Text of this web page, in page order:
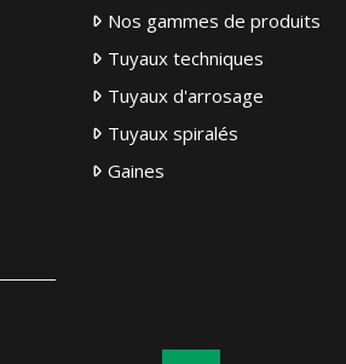
Nos gammes de produits
Tuyaux techniques
Tuyaux d'arrosage
Tuyaux spiralés
Gaines